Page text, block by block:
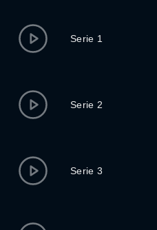
Serie 1
Serie 2
Serie 3